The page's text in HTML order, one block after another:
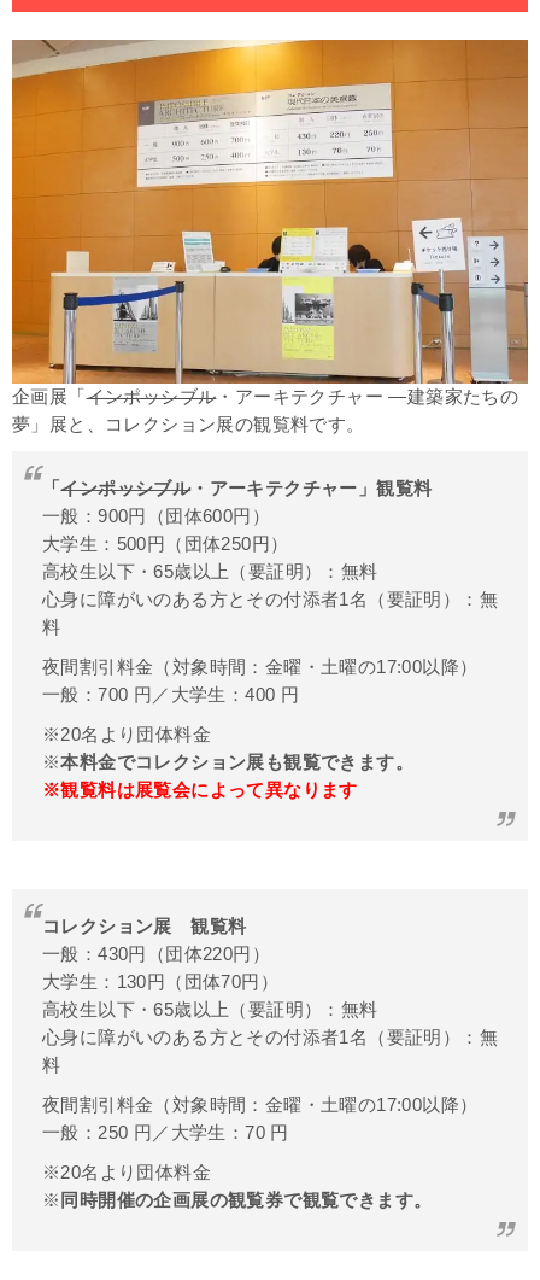
企画展「インポッシブル・アーキテクチャー ―建築家たちの
夢」展と、コレクション展の観覧料です。
「インポッシブル・アーキテクチャー」観覧料
一般：900円（団体600円）
大学生：500円（団体250円）
高校生以下・65歳以上（要証明）：無料
心身に障がいのある方とその付添者1名（要証明）：無
料
夜間割引料金（対象時間：金曜・土曜の17:00以降）
一般：700 円／大学生：400 円
※20名より団体料金
※本料金でコレクション展も観覧できます。
※観覧料は展覧会によって異なります
コレクション展 観覧料
一般：430円（団体220円）
大学生：130円（団体70円）
高校生以下・65歳以上（要証明）：無料
心身に障がいのある方とその付添者1名（要証明）：無
料
夜間割引料金（対象時間：金曜・土曜の17:00以降）
一般：250 円／大学生：70 円
※20名より団体料金
※ 同時開催の企画展の観覧券で観覧できます。